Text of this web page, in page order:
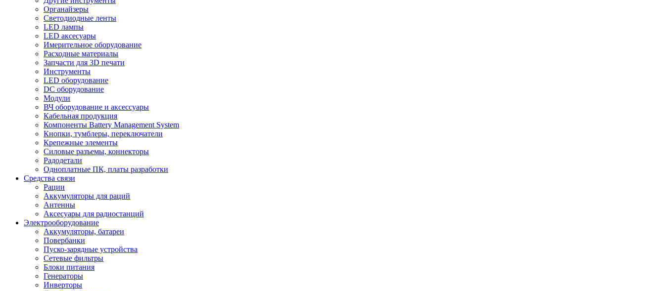
Органайзеры
Светодиодные ленты
LED лампы
LED аксесуары
Имерительное оборудование
Расходные материалы
Запчасти для 3D печати
Инструменты
LED оборудование
DC оборудование
Модули
ВЧ оборудование и аксессуары
Кабельная продукция
Компоненты Battery Management System
Кнопки, тумблеры, переключатели
Крепежные элементы
Силовые разъемы, коннекторы
Радодетали
Одноплатные ПК, платы разработки
Средства связи
Рации
Аккумуляторы для раций
Антенны
Аксесуары для радиостанций
Электрооборудование
Аккумуляторы, батареи
Повербанки
Пуско-зарядные устройства
Сетевые фильтры
Блоки питания
Генераторы
Инверторы